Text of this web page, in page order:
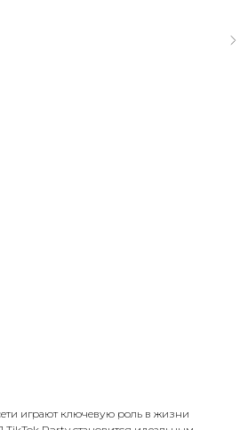
играют ключевую роль в жизни